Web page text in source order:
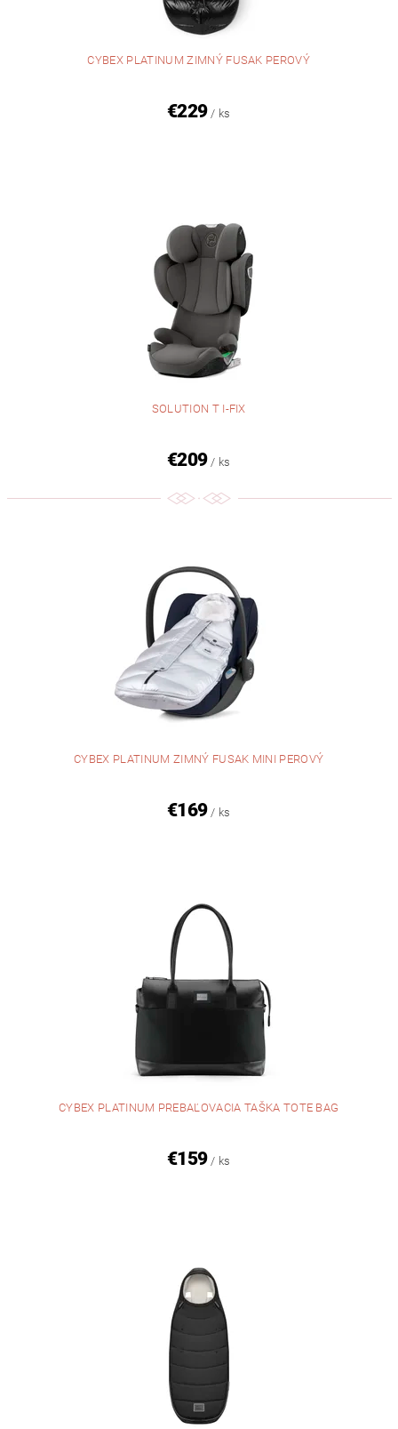
CYBEX PLATINUM ZIMNÝ FUSAK PEROVÝ
€229 / ks
SOLUTION T I-FIX
€209 / ks
CYBEX PLATINUM ZIMNÝ FUSAK MINI PEROVÝ
€169 / ks
CYBEX PLATINUM PREBAĽOVACIA TAŠKA TOTE BAG
€159 / ks